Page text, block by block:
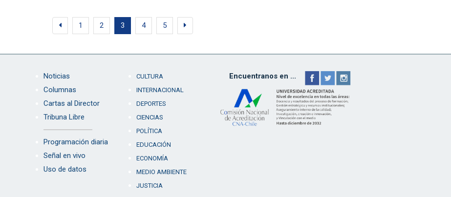
1 2 3 4 5
Noticias
Columnas
Cartas al Director
Tribuna Libre
Programación diaria
Señal en vivo
Uso de datos
CULTURA
INTERNACIONAL
DEPORTES
CIENCIAS
POLÍTICA
EDUCACIÓN
ECONOMÍA
MEDIO AMBIENTE
JUSTICIA
Encuentranos en ...